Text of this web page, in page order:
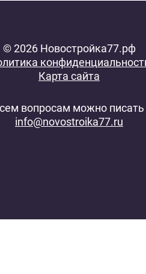
© 2026 Новостройка77.рф
Карта сайта
вопросам можно писать
info@novostroika77.ru